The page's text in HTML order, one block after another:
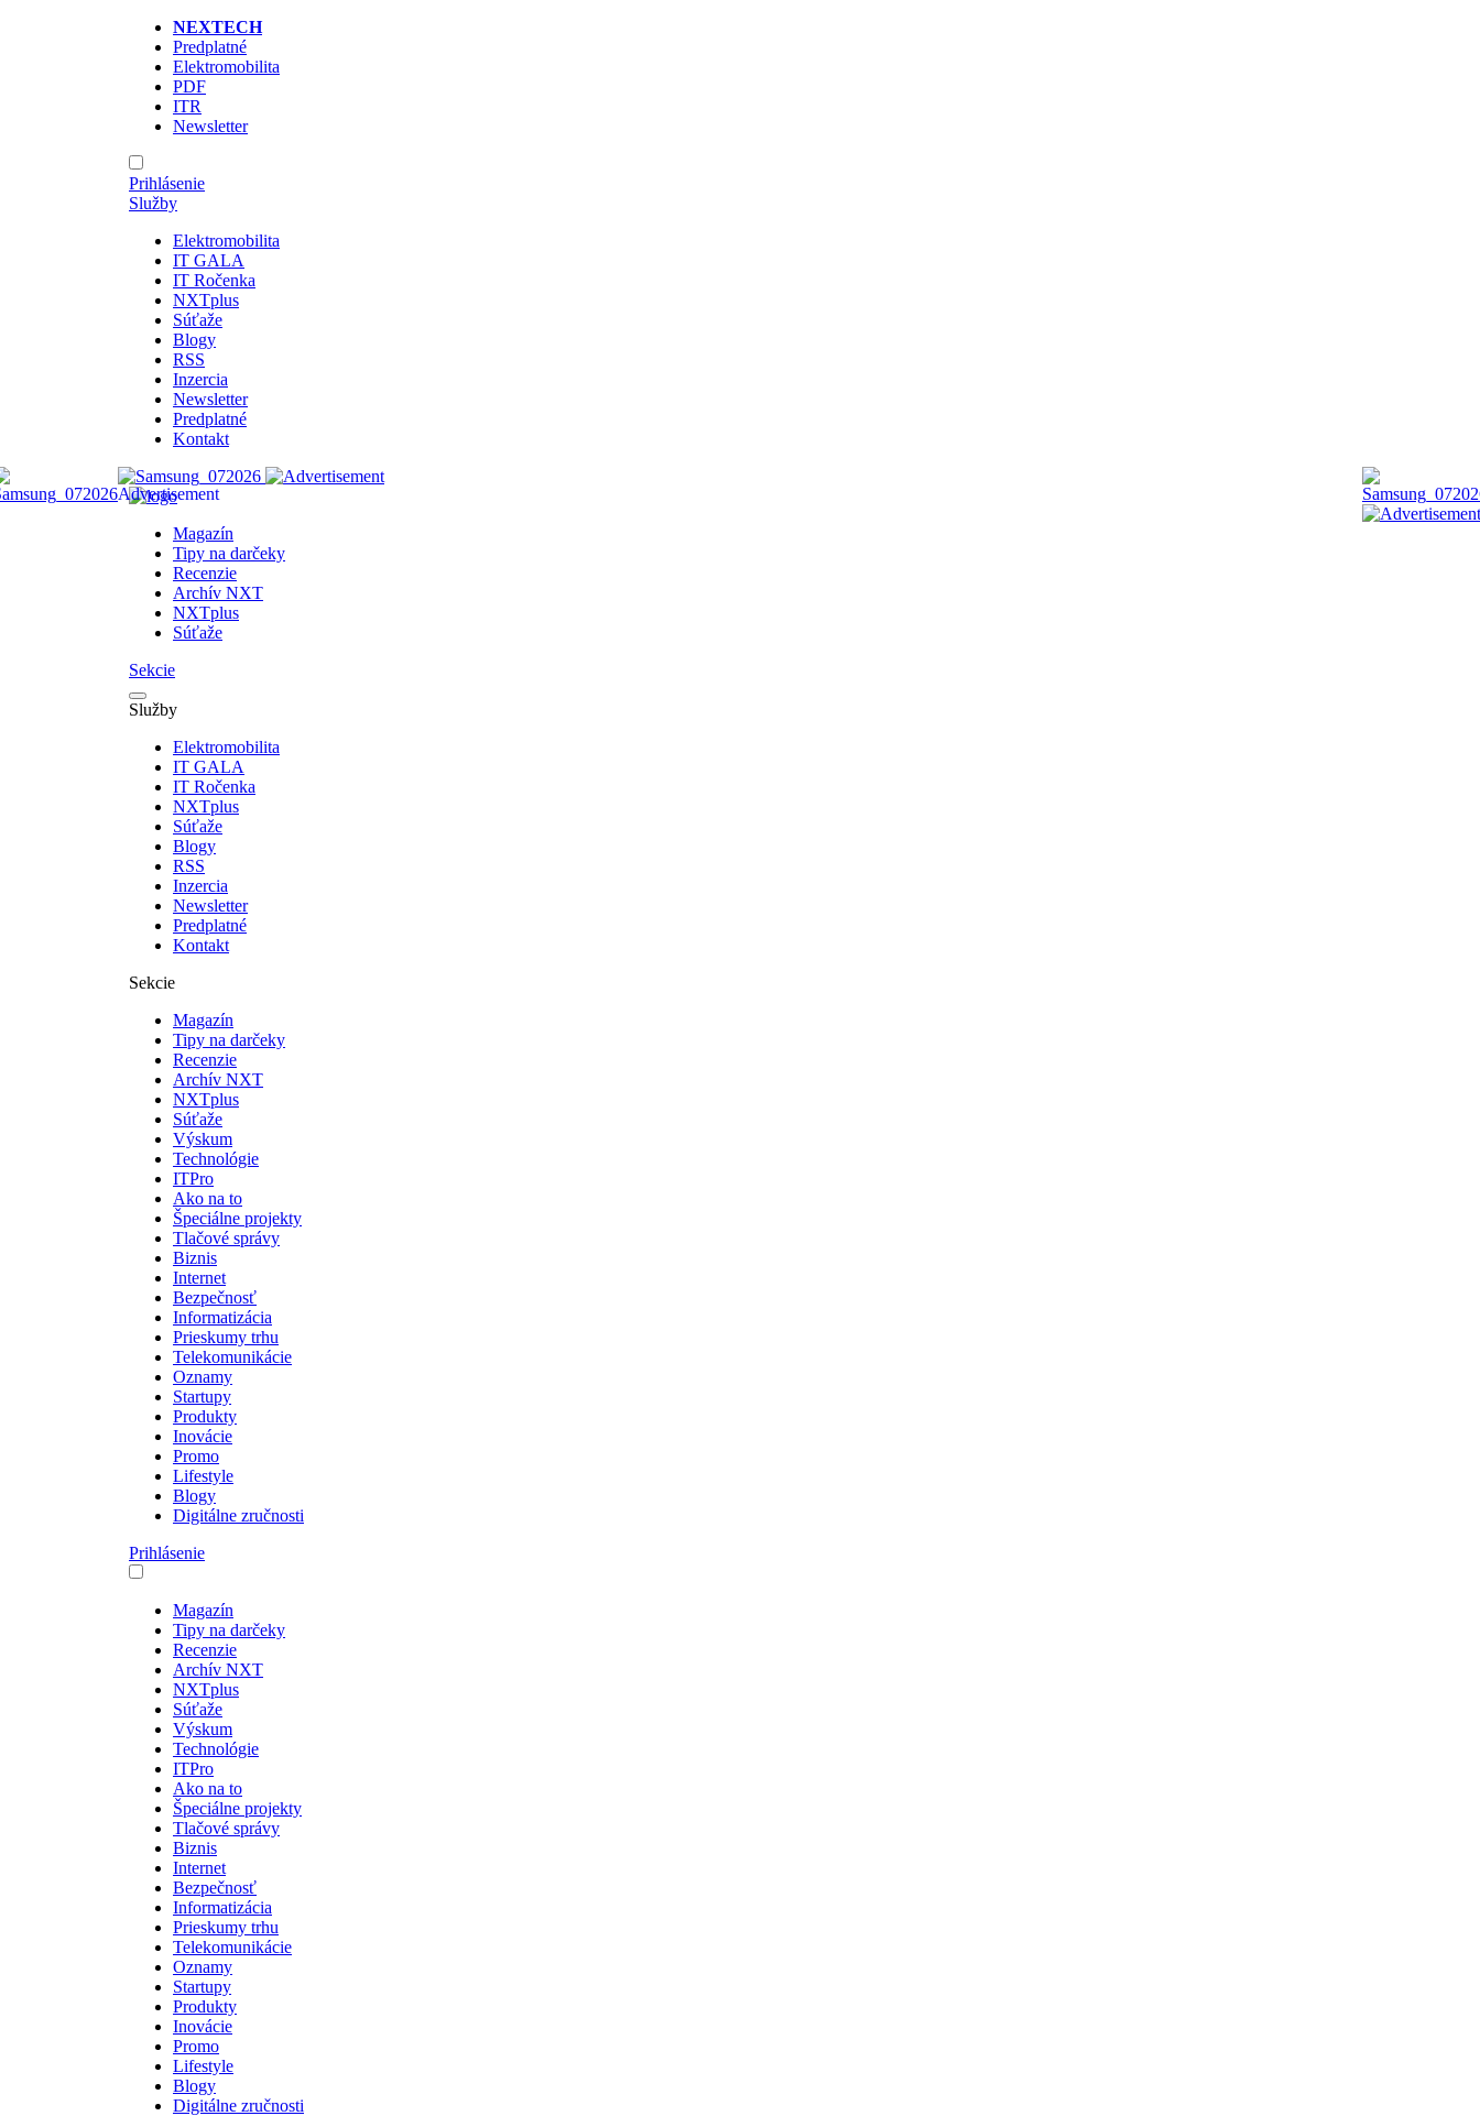
NEXTECH
Predplatné
Elektromobilita
PDF
ITR
Newsletter
Prihlásenie
Služby
Elektromobilita
IT GALA
IT Ročenka
NXTplus
Súťaže
Blogy
RSS
Inzercia
Newsletter
Predplatné
Kontakt
Magazín
Tipy na darčeky
Recenzie
Archív NXT
NXTplus
Súťaže
Sekcie
Služby
Elektromobilita
IT GALA
IT Ročenka
NXTplus
Súťaže
Blogy
RSS
Inzercia
Newsletter
Predplatné
Kontakt
Sekcie
Magazín
Tipy na darčeky
Recenzie
Archív NXT
NXTplus
Súťaže
Výskum
Technológie
ITPro
Ako na to
Špeciálne projekty
Tlačové správy
Biznis
Internet
Bezpečnosť
Informatizácia
Prieskumy trhu
Telekomunikácie
Oznamy
Startupy
Produkty
Inovácie
Promo
Lifestyle
Blogy
Digitálne zručnosti
Prihlásenie
Magazín
Tipy na darčeky
Recenzie
Archív NXT
NXTplus
Súťaže
Výskum
Technológie
ITPro
Ako na to
Špeciálne projekty
Tlačové správy
Biznis
Internet
Bezpečnosť
Informatizácia
Prieskumy trhu
Telekomunikácie
Oznamy
Startupy
Produkty
Inovácie
Promo
Lifestyle
Blogy
Digitálne zručnosti